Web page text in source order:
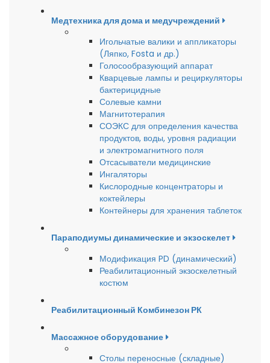
Медтехника для дома и медучреждений
Игольчатые валики и аппликаторы
(Ляпко, Fosta и др.)
Голосообразующий аппарат
Кварцевые лампы и рециркуляторы
бактерицидные
Солевые камни
Магнитотерапия
СОЭКС для определения качества
продуктов, воды, уровня радиации
и электромагнитного поля
Отсасыватели медицинские
Ингаляторы
Кислородные концентраторы и
коктейлеры
Контейнеры для хранения таблеток
Параподиумы динамические и экзоскелет
Модификация PD (динамический)
Реабилитационный экзоскелетный
костюм
Реабилитационный Комбинезон РК
Массажное оборудование
Столы переносные (складные)